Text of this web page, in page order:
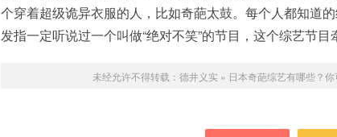
个穿着超级诡异衣服的人，比如奇葩太鼓。每个人都知道
发指一定听说过一个叫做“绝对不笑”的节目，这个综艺节目
未经允许不得转载： 德井义实 » 日本奇葩综艺有哪些？